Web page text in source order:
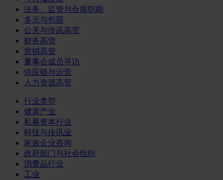
法务、监管与合规职能
多元与包容
公关与传讯高管
财务高管
营销高管
董事会成员寻访
供应链与运营
人力资源高管
行业类型
健康产业
私募资本行业
科技与传讯业
家族企业咨询
政府部门与社会组织
消费品行业
工业